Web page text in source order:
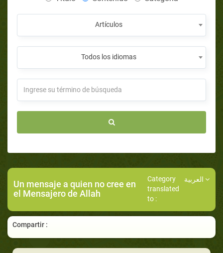
Artículos
Todos los idiomas
Un mensaje a quien no cree en
el Mensajero de Allah
Category
translated
to :
Compartir :